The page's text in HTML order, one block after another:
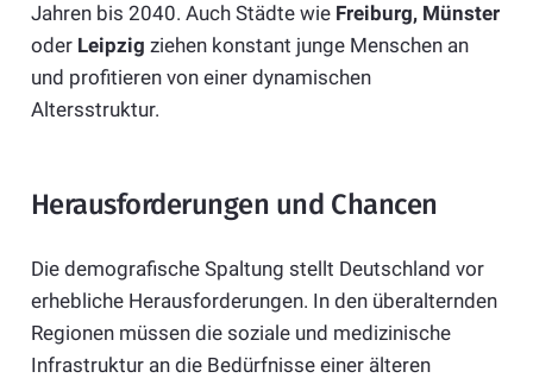
Jahren bis 2040. Auch Städte wie Freiburg, Münster
oder Leipzig ziehen konstant junge Menschen an
und profitieren von einer dynamischen
Altersstruktur.
Herausforderungen und Chancen
Die demografische Spaltung stellt Deutschland vor
erhebliche Herausforderungen. In den überalternden
Regionen müssen die soziale und medizinische
Infrastruktur an die Bedürfnisse einer älteren